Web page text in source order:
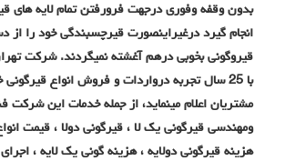
بدون وقفه وفوری درجهت فرورفتن تمام لایه های
انجام گیرد درغیراینصورت قیرچسبندگی خود را از
قیروگونی بخوبی درهم آغشته نمیگردند.شرکت
با 25 سال تجربه درواردات و فروش انواع
مشتریان اعلام مینماید، از جمله خدمات این شرکت
ومهندسی قیرگونی یک لا ، قیرگونی دولا ، قیمت
هزینه قیرگونی دولایه ، هزینه گونی یک لایه ،